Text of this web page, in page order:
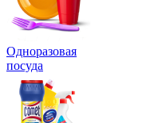
Одноразовая
посуда